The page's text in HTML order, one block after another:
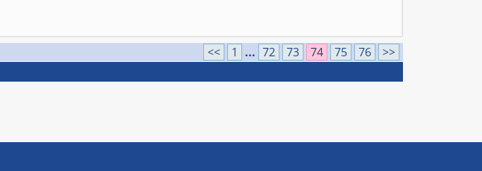
<< 1 ... 72 73 74 75 76
>>